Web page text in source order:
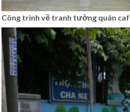
Công trình vẽ tranh tường quán